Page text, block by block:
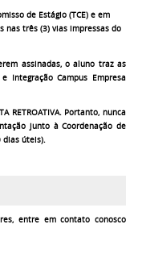
de Estágio (TCE) e em
nas três (3) vias impressas do
assinadas, oaluno traz as
Integração Campus Empresa
RETROATIVA. Portanto, nunca
junto à Coordenação de
dias úteis).
entre em contato conosco